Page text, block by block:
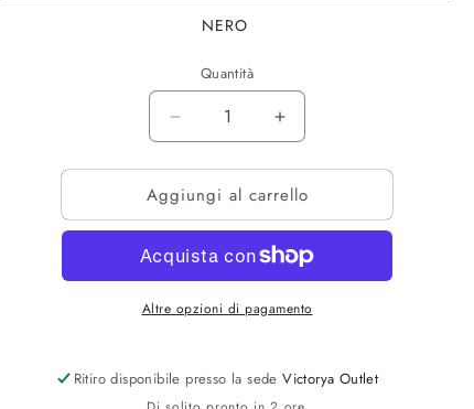
NERO
Quantità
Diminuisci
quantità
per
BI-
PACK
MO
Aumenta
quantità
per
BI-
PACK
MO
Aggiungi al carrello
Altre opzioni di pagamento
Ritiro disponibile presso la sedeVictorya Outlet